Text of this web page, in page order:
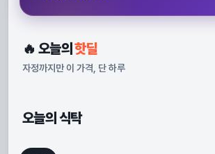
🔥 오늘의핫딜
자정까지만 이 가격, 단 하루
무료배송 +200콩 적립
55%4,800
오늘의 식탁